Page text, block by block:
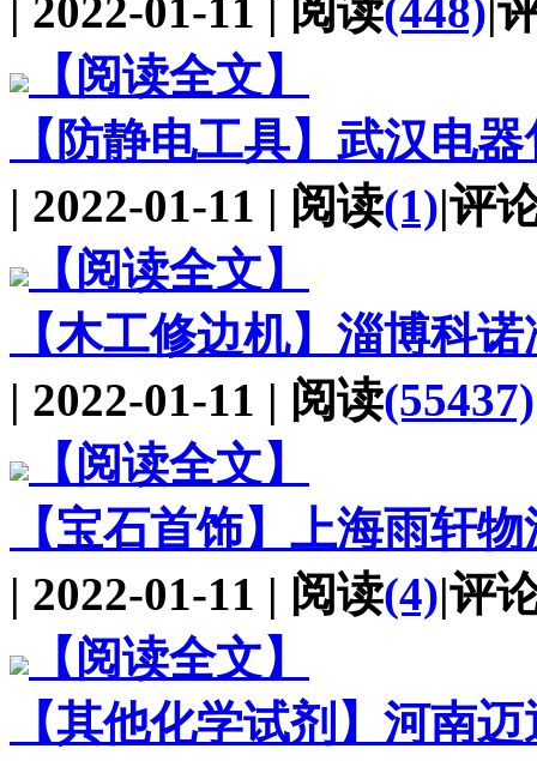
| 2022-01-11 | 阅读(448)|
【阅读全文】
【防静电工具】 武汉电
| 2022-01-11 | 阅读(1)|评
【阅读全文】
【木工修边机】 淄博科
| 2022-01-11 | 阅读(55437)
【阅读全文】
【宝石首饰】 上海雨轩
| 2022-01-11 | 阅读(4)|评
【阅读全文】
【其他化学试剂】 河南迈